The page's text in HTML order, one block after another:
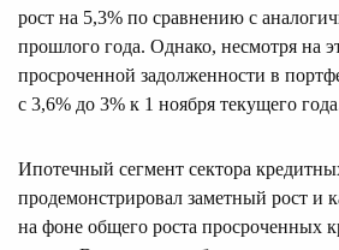
рост на 5,3% по сравнению с
прошлого года. Однако, несмотря на
просроченной задолженности в
с 3,6% до 3% к 1 ноября текущего
Ипотечный сегмент сектора
продемонстрировал заметный рост и
на фоне общего роста просроченных